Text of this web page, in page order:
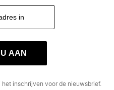
AAN
het inschrijven voor de nieuwsbrief.